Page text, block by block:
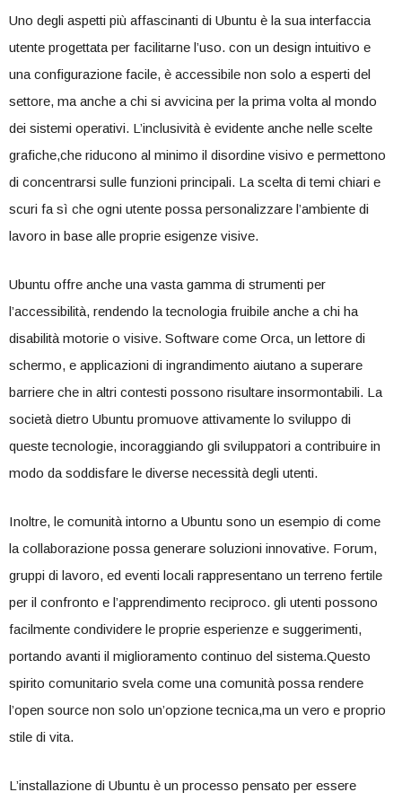
Uno ⁢degli aspetti più affascinanti ⁢di Ubuntu è la⁤ sua ⁣interfaccia
⁣utente progettata per facilitarne l’uso. con un design intuitivo e
una configurazione facile, è accessibile non solo a esperti del
settore, ma anche a chi si avvicina‌ per la prima volta al mondo
dei sistemi operativi. L’inclusività ​è evidente anche ⁣nelle scelte
grafiche,che riducono al minimo il disordine visivo e ⁤permettono
di concentrarsi sulle funzioni principali. La scelta di temi chiari e
scuri fa⁢ sì che ogni utente possa personalizzare ⁢l’ambiente di‍
lavoro in base alle proprie esigenze visive.
Ubuntu offre anche una‌ vasta‍ gamma di ⁤strumenti per
l’accessibilità, rendendo la tecnologia fruibile anche a chi ha
⁤disabilità motorie o visive. Software come‌ Orca,‌ un lettore di
schermo, e applicazioni⁤ di ingrandimento aiutano ‌a ⁤superare
barriere che⁣ in altri contesti possono risultare insormontabili. La
società dietro Ubuntu promuove attivamente lo sviluppo di
queste tecnologie, ‌incoraggiando gli sviluppatori a contribuire⁢ in
modo da soddisfare le diverse necessità degli⁢ utenti.
Inoltre, le comunità intorno a Ubuntu sono un esempio di ⁣come
⁢la collaborazione possa generare ‍soluzioni innovative. Forum,
gruppi di lavoro,​ ed eventi locali rappresentano un terreno fertile
per il confronto e l’apprendimento reciproco.⁢ gli utenti⁤ possono‌
facilmente condividere le proprie esperienze e suggerimenti,‌
portando avanti il miglioramento continuo del sistema.Questo
spirito comunitario svela come ‌una comunità possa rendere
l’open source non solo un’opzione tecnica,ma un vero e proprio
stile di vita.
L’installazione di Ubuntu è un processo pensato per essere